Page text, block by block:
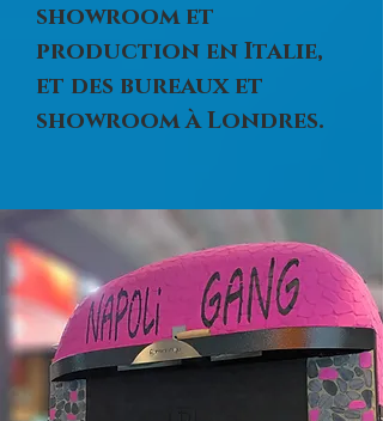
showroom et
production en Italie,
et des bureaux et
showroom à Londres.